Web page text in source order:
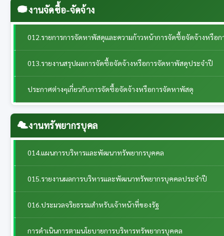
งานจัดซื้อ-จัดจ้าง
012.รายการการจัดหาพัสดุและความก้าวหน้าการจัดซื้อจัดจ้างหรือ
013.รายงานสรุปผลการจัดซื้อจัดจ้างหรือการจัดหาพัสดุประจำปี
ประกาศต่างๆเกี่ยวกับการจัดซื้อจัดจ้างหรือการจัดหาพัสดุ
งานทรัพยากรบุคล
014.แผนการบริหารและพัฒนาทรัพยากรบุคคล
015.รายงานผลการบริหารและพัฒนาทรัพยากรบุคคลประจําปี
016.ประมวลจริยธรรมสำหรับเจ้าหน้าที่ของรัฐ
การดำเนินการตามนโยบายการบริหารทรัพยากรบุคคล